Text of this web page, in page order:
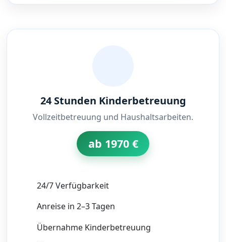
24 Stunden Kinderbetreuung
Vollzeitbetreuung und Haushaltsarbeiten.
ab 1970 €
24/7 Verfügbarkeit
Anreise in 2–3 Tagen
Übernahme Kinderbetreuung